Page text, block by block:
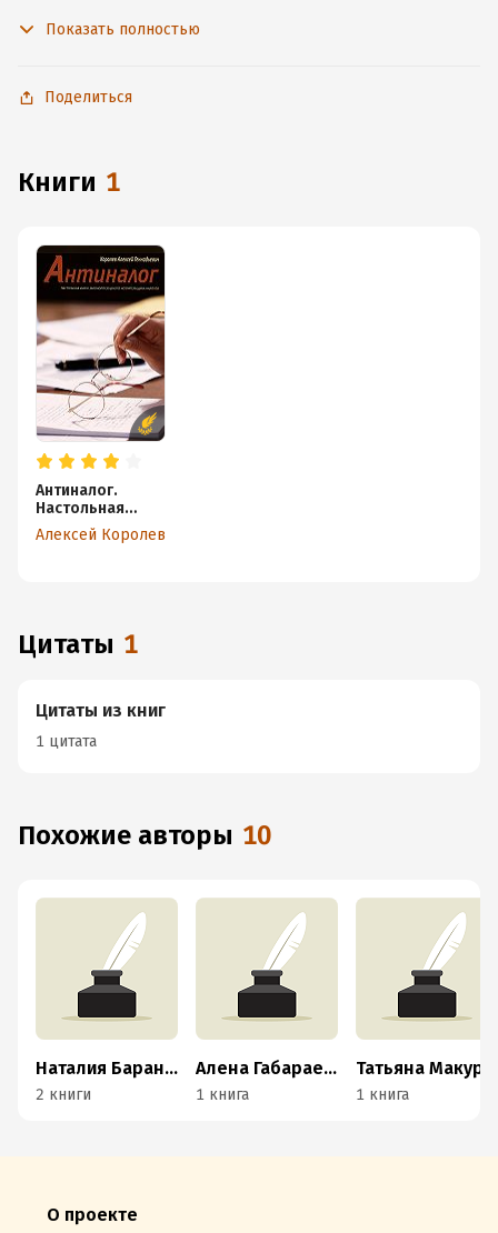
Показать полностью
Поделиться
книги 1
Антиналог.
Настольная
книга
законопослушно
Алексей Королев
Цитаты 1
Цитаты из книг
1 цитата
Похожие авторы 10
Наталия Барановская
2 книги
Алена Габараева
1 книга 1 книга
О проекте